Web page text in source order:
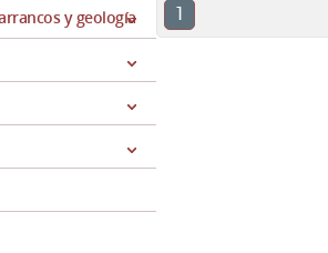
y geología 1